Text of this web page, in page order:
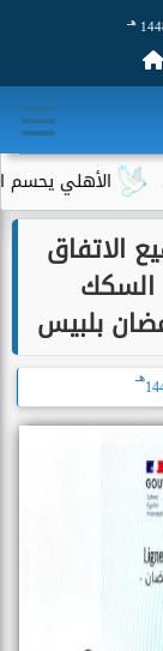
هـ
يحسم الجدل
الاتفاق
السكك
بلبيس
هـ